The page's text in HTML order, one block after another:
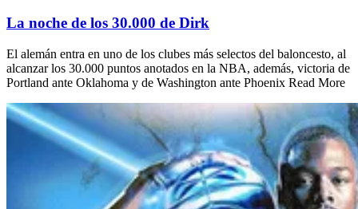
La noche de los 30.000 de Dirk
El alemán entra en uno de los clubes más selectos del baloncesto, al
alcanzar los 30.000 puntos anotados en la NBA, además, victoria de
Portland ante Oklahoma y de Washington ante Phoenix Read More